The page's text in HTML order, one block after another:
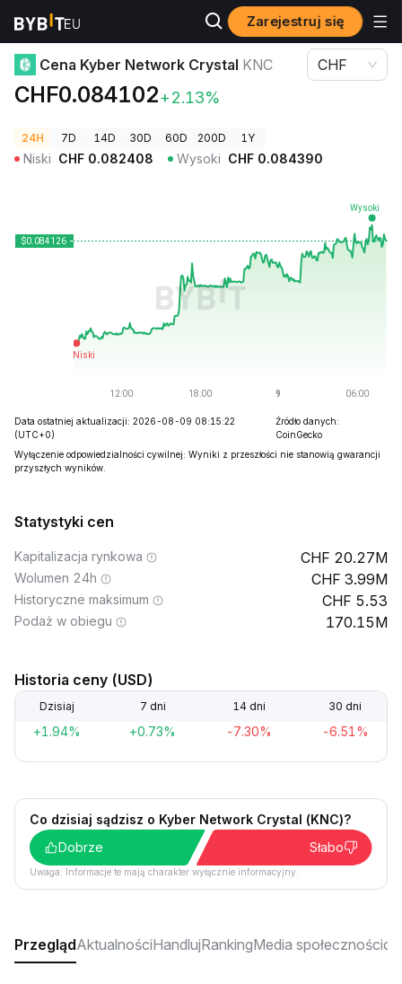
Zarejestruj się
Ceny kryptowalut Cena Kyber Network Crystal KNC
Cena Kyber Network Crystal KNC
CHF0.084102+2.13%
CHF
24H 7D 14D 30D 60D 200D 1Y
Niski CHF 0.082408 Wysoki CHF 0.084390
Data ostatniej aktualizacji: 2026-08-09 08:15:22
(UTC+0)
Źródło danych:
CoinGecko
Wyłączenie odpowiedzialności cywilnej: Wyniki z przeszłości nie stanowią gwarancji
przyszłych wyników.
Statystyki cen
Kapitalizacja rynkowa 20.27M
Wolumen 24h 3.99M
Historyczne maksimum 5.53
Podaż w obiegu 170.15M
Historia ceny (USD)
Dzisiaj 7 dni 14 dni 30 dni
+1.94% +0.73% -7.30% -6.51%
Co dzisiaj sądzisz o Kyber Network Crystal (KNC)?
Dobrze
Słabo
Uwaga: Informacje te mają charakter wyłącznie informacyjny.
PrzeglądAktualnościHandlujRankingMedia